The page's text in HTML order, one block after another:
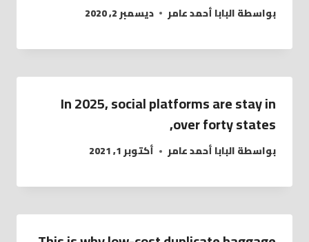
بواسطةالبابا أحمد عامر ديسمبر 2, 2020
In 2025, social platforms are stay in
over forty states,
بواسطةالبابا أحمد عامر أكتوبر 1, 2021